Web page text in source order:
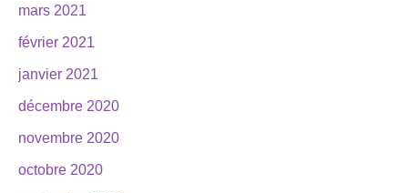
mars 2021
février 2021
janvier 2021
décembre 2020
novembre 2020
octobre 2020